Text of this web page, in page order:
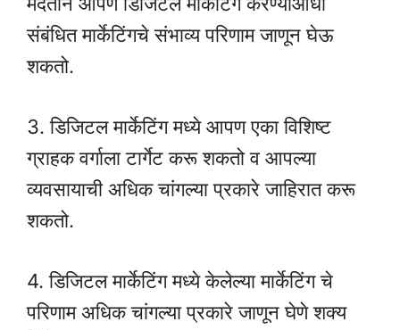
संबंधित मार्केटिंगचे संभाव्य परिणाम जाणून घेऊ
शकतो.
3. डिजिटल मार्केटिंग मध्ये आपण एका विशिष्ट
ग्राहक वर्गाला टार्गेट करू शकतो व आपल्या
व्यवसायाची अधिक चांगल्या प्रकारे जाहिरात करू
शकतो.
4. डिजिटल मार्केटिंग मध्ये केलेल्या मार्केटिंग चे
परिणाम अधिक चांगल्या प्रकारे जाणून घेणे शक्य